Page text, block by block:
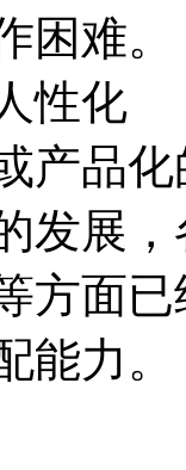
困难。
性化
品化
展
等方面
能力。